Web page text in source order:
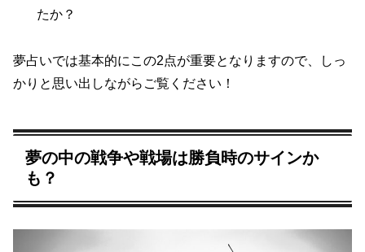
たか？
夢占いでは基本的にこの2点が重要となりますので、しっ
かりと思い出しながらご覧ください！
夢の中の戦争や戦場は勝負時のサインか
も？